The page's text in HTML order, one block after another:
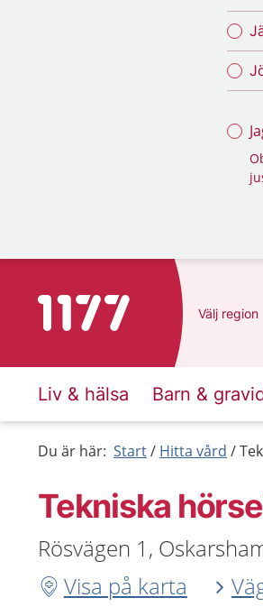
Till startsidan för 1177 Välj region
Liv & hälsa Barn &
Du är här: Start Hitta vård
Tekniska
Rösvägen 1,
Visa på karta